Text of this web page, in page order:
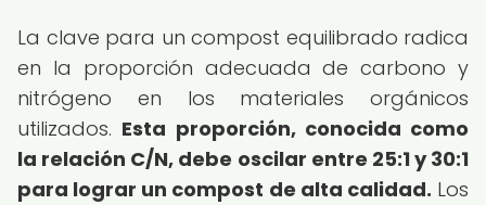
La clave para un compost equilibrado radica
en la proporción adecuada de carbono y
nitrógeno en los materiales orgánicos
utilizados. Esta proporción, conocida como
la relación C/N, debe oscilar entre 25:1 y 30:1
para lograr un compost de alta calidad. Los